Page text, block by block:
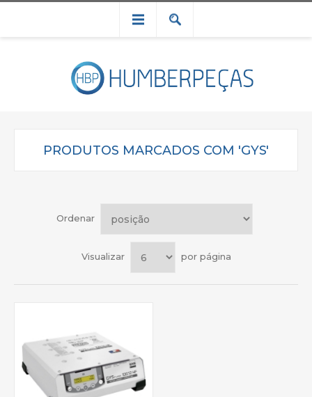
PRODUTOS MARCADOS COM 'GYS'
Ordenar
Visualizar por página